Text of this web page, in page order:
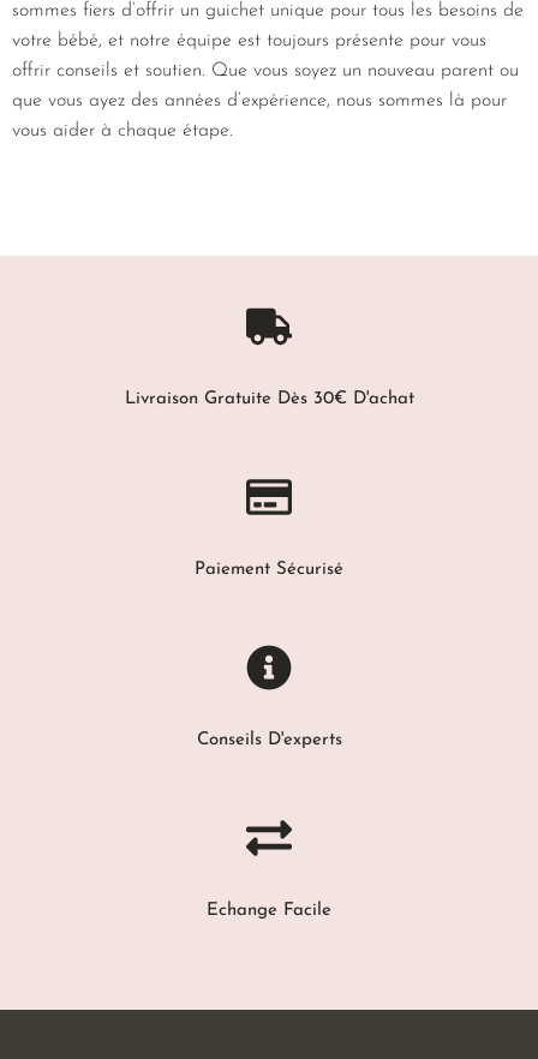
sommes fiers d’offrir un guichet unique pour tous les besoins de
votre bébé, et notre équipe est toujours présente pour vous
offrir conseils et soutien. Que vous soyez un nouveau parent ou
que vous ayez des années d’expérience, nous sommes là pour
vous aider à chaque étape.
Livraison Gratuite Dès 30€ D'achat
Paiement Sécurisé
Conseils D'experts
Echange Facile